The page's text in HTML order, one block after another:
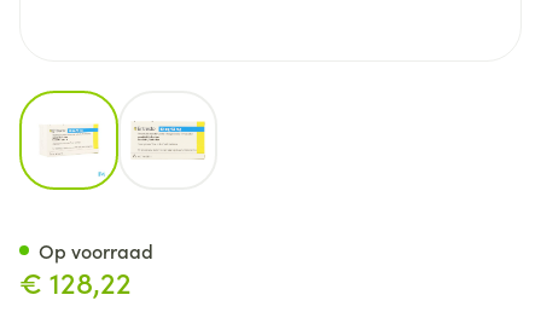
View larger image
€ 128,22
Op voorraad